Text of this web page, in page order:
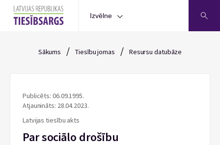
Izvēlne
Sākums / Tiesību jomas / Resursu datubāze
Publicēts: 06.09.1995.
Atjaunināts: 28.04.2023.
Latvijas tiesību akts
Par sociālo drošību